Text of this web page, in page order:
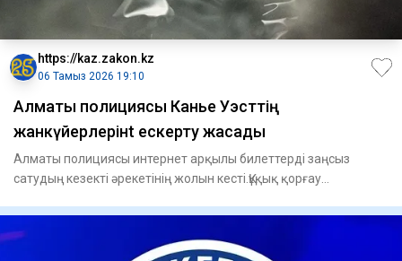
https://kaz.zakon.kz
06 Тамыз 2026 19:10
Алматы полициясы Канье Уэсттің
жанкүйерлерінt ескерту жасады
Алматы полициясы интернет арқылы билеттерді заңсыз
сатудың кезекті әрекетінің жолын кесті.Құқық қорғау